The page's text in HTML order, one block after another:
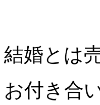
結婚とは
お付き合